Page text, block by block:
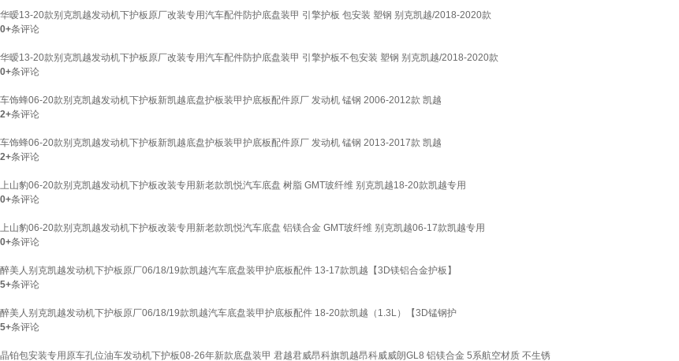
华暧13-20款别克凯越发动机下护板原厂改装专用汽车配件防护底盘装甲 引擎护板 包安装 塑钢 别克凯越/2018-2020款
0+条评论
华暧13-20款别克凯越发动机下护板原厂改装专用汽车配件防护底盘装甲 引擎护板不包安装 塑钢 别克凯越/2018-2020款
0+条评论
车饰蜂06-20款别克凯越发动机下护板新凯越底盘护板装甲护底板配件原厂 发动机 锰钢 2006-2012款 凯越
2+条评论
车饰蜂06-20款别克凯越发动机下护板新凯越底盘护板装甲护底板配件原厂 发动机 锰钢 2013-2017款 凯越
2+条评论
上山豹06-20款别克凯越发动机下护板改装专用新老款凯悦汽车底盘 树脂 GMT玻纤维 别克凯越18-20款凯越专用
0+条评论
上山豹06-20款别克凯越发动机下护板改装专用新老款凯悦汽车底盘 铝镁合金 GMT玻纤维 别克凯越06-17款凯越专用
0+条评论
醉美人别克凯越发动机下护板原厂06/18/19款凯越汽车底盘装甲护底板配件 13-17款凯越【3D镁铝合金护板】
5+条评论
醉美人别克凯越发动机下护板原厂06/18/19款凯越汽车底盘装甲护底板配件 18-20款凯越（1.3L）【3D锰钢护
5+条评论
晶铂包安装专用原车孔位油车发动机下护板08-26年新款底盘装甲 君越君威昂科旗凯越昂科威威朗GL8 铝镁合金 5系航空材质 不生锈